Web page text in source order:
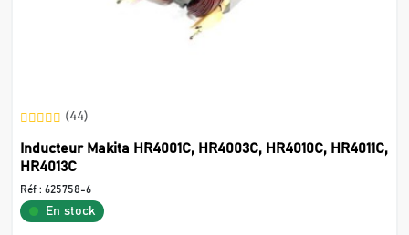
(44)
Inducteur Makita HR4001C, HR4003C, HR4010C, HR4011C,
HR4013C
Réf : 625758-6
En stock